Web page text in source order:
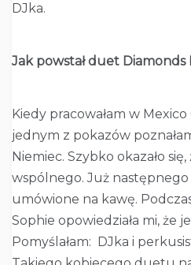
DJka.
Jak powstał duet Diamonds
Kiedy pracowałam w
jednym z pokazów
Niemiec. Szybko okazało
wspólnego. Już następnego
umówione na kawę.
Sophie opowiedziała mi, że
Pomyślałam: DJka i